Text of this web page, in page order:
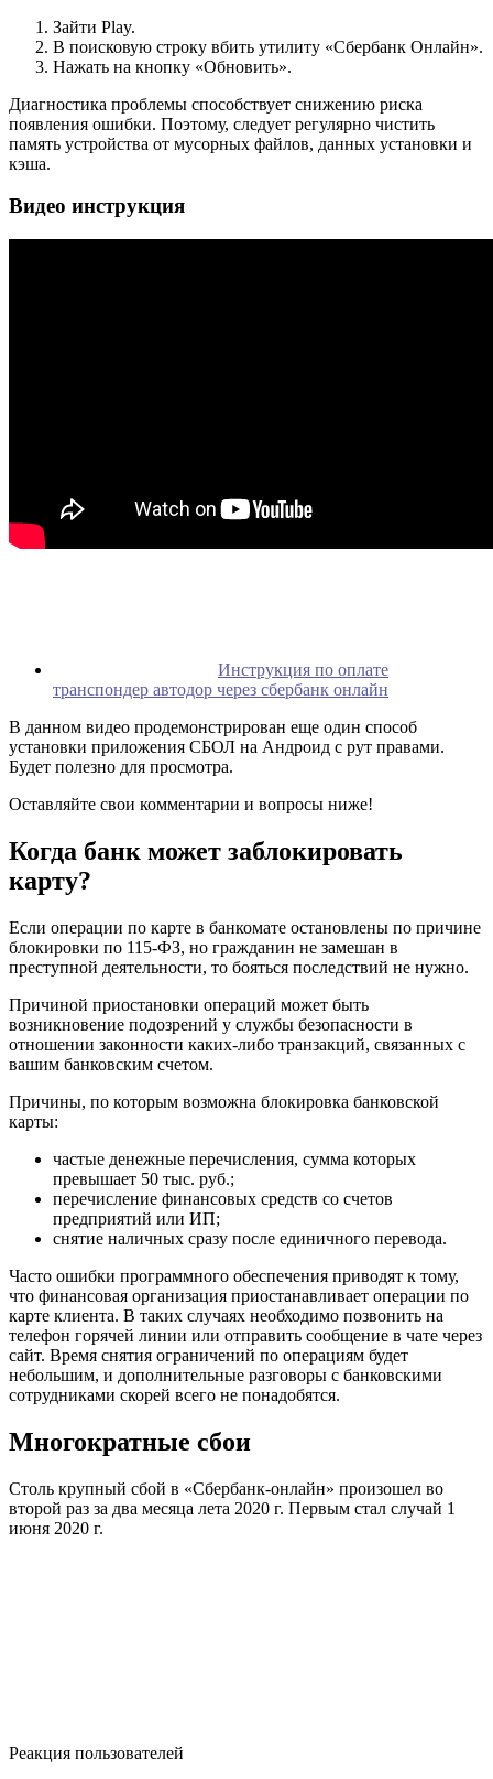
Зайти Play.
В поисковую строку вбить утилиту «Сбербанк Онлайн».
Нажать на кнопку «Обновить».
Диагностика проблемы способствует снижению риска
появления ошибки. Поэтому, следует регулярно чистить
память устройства от мусорных файлов, данных установки и
кэша.
Видео инструкция
Инструкция по оплате
транспондер автодор через сбербанк онлайн
В данном видео продемонстрирован еще один способ
установки приложения СБОЛ на Андроид с рут правами.
Будет полезно для просмотра.
Оставляйте свои комментарии и вопросы ниже!
Когда банк может заблокировать
карту?
Если операции по карте в банкомате остановлены по причине
блокировки по 115-ФЗ, но гражданин не замешан в
преступной деятельности, то бояться последствий не нужно.
Причиной приостановки операций может быть
возникновение подозрений у службы безопасности в
отношении законности каких-либо транзакций, связанных с
вашим банковским счетом.
Причины, по которым возможна блокировка банковской
карты:
частые денежные перечисления, сумма которых
превышает 50 тыс. руб.;
перечисление финансовых средств со счетов
предприятий или ИП;
снятие наличных сразу после единичного перевода.
Часто ошибки программного обеспечения приводят к тому,
что финансовая организация приостанавливает операции по
карте клиента. В таких случаях необходимо позвонить на
телефон горячей линии или отправить сообщение в чате через
сайт. Время снятия ограничений по операциям будет
небольшим, и дополнительные разговоры с банковскими
сотрудниками скорей всего не понадобятся.
Многократные сбои
Столь крупный сбой в «Сбербанк-онлайн» произошел во
второй раз за два месяца лета 2020 г. Первым стал случай 1
июня 2020 г.
Реакция пользователей